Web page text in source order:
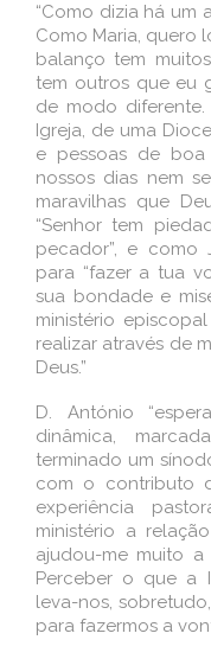
“Como dizia há um
Como Maria, quero
balanço tem
tem outros que eu
de modo
Igreja, de uma
e pessoas de
nossos dias nem
maravilhas que
“Senhor tem
pecador”, e como
para “fazer a tua
sua bondade e
ministério
realizar através de
Deus.”
D. António
dinâmica,
terminado um
com o contributo
experiência
ministério a
ajudou-me muito
Perceber o que a
leva-nos,
para fazermos a